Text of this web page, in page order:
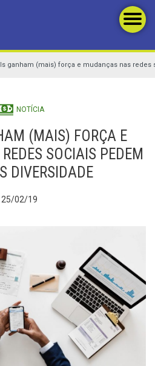
ganham (mais) força e mudanças nas
NOTÍCIA
(MAIS) FORÇA E
SOCIAIS PEDEM
DIVERSIDADE
25/02/19